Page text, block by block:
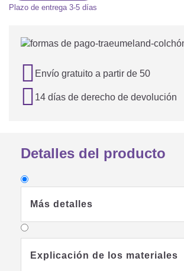
Plazo de entrega 3-5 días
 Envío gratuito a partir de 50
 14 días de derecho de devolución
Detalles del producto
Más detalles
Explicación de los materiales